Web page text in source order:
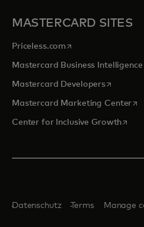
MASTERCARD SITES
Priceless.com wird in einer
Mastercard Business Intelligence
Mastercard Developerswird in
Mastercard Marketing Center
Center for Inclusive Growthwird
Datenschutz Terms Manage